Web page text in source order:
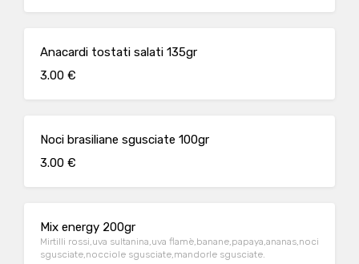
Anacardi tostati salati 135gr
3.00 €
Noci brasiliane sgusciate 100gr
3.00 €
Mix energy 200gr
Mirtilli rossi,uva sultanina,uva flamè,banane,papaya,ananas,noci
sgusciate,nocciole sgusciate,mandorle sgusciate.